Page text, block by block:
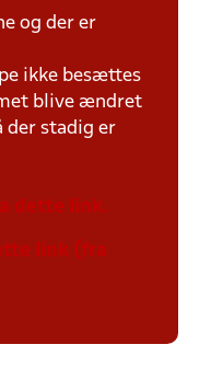
og der er
ikke besættes
blive ændret
der stadig er
dette link.
link (fra